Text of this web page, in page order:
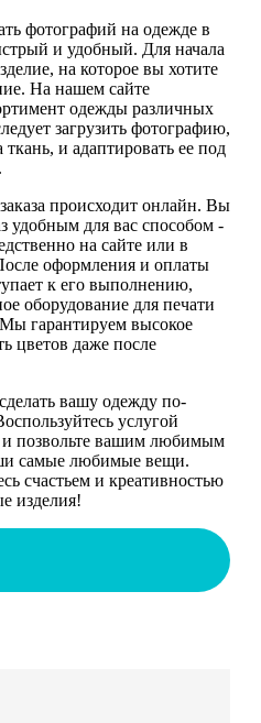
фотографий на одежде в
и удобный. Для начала
на которое вы хотите
На нашем сайте
одежды различных
загрузить фотографию,
и адаптировать ее под
происходит онлайн. Вы
удобным для вас способом -
на сайте или в
оформления и оплаты
к его выполнению,
оборудование для печати
гарантируем высокое
цветов даже после
вашу одежду по-
услугой
позвольте вашим любимым
самые любимые вещи.
счастьем и креативностью
изделия!